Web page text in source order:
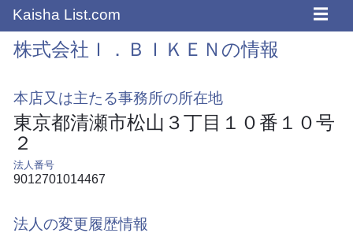
Kaisha List.com ☰
株式会社Ｉ．ＢＩＫＥＮの情報
本店又は主たる事務所の所在地
東京都清瀬市松山３丁目１０番１０号
２
法人番号
9012701014467
法人の変更履歴情報